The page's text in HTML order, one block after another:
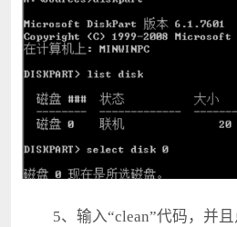
5、输入“clean”代码，并且